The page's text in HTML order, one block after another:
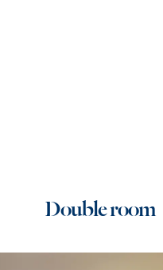
Double room